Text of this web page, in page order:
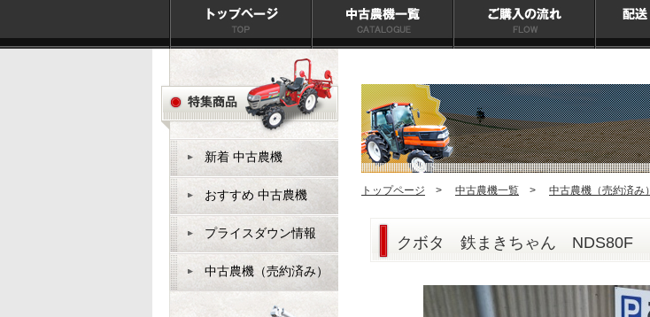
トップページ > 中古農機一覧 > 中古農機（売約済み）
クボタ 鉄まきちゃん NDS80F
新着 中古農機
おすすめ 中古農機
プライスダウン情報
中古農機（売約済み）